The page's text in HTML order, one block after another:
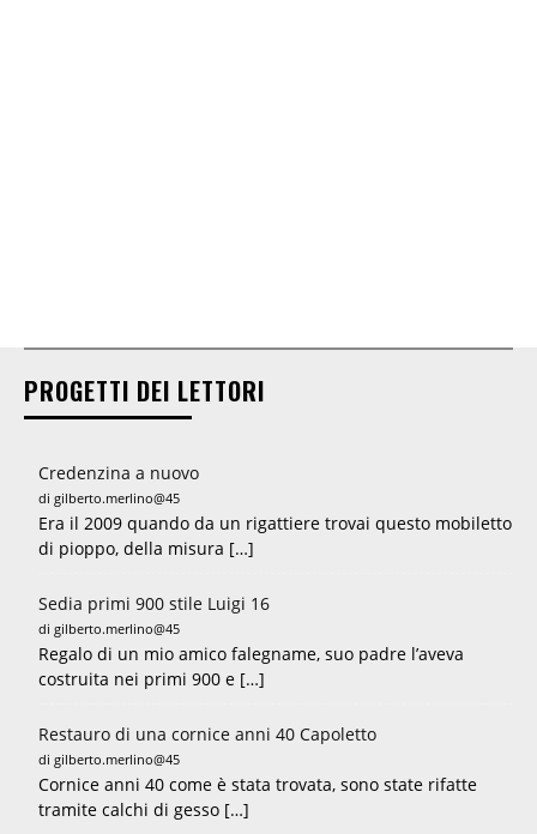
PROGETTI DEI LETTORI
Credenzina a nuovo
di gilberto.merlino@45
Era il 2009 quando da un rigattiere trovai questo mobiletto
di pioppo, della misura […]
Sedia primi 900 stile Luigi 16
di gilberto.merlino@45
Regalo di un mio amico falegname, suo padre l’aveva
costruita nei primi 900 e […]
Restauro di una cornice anni 40 Capoletto
di gilberto.merlino@45
Cornice anni 40 come è stata trovata, sono state rifatte
tramite calchi di gesso […]